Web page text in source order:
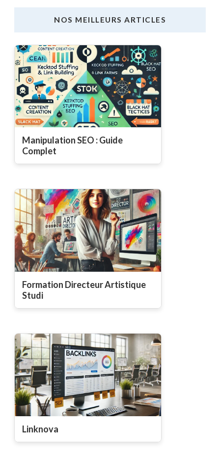
NOS MEILLEURS ARTICLES
Manipulation SEO : Guide
Complet
Formation Directeur Artistique
Studi
Linknova